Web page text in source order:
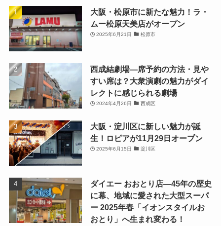
大阪・松原市に新たな魅力！ラ・
ムー松原天美店がオープン
2025年6月21日 松原市
西成結劇場—席予約の方法・見や
すい席は？大衆演劇の魅力がダイ
レクトに感じられる劇場
2024年4月26日 西成区
大阪・淀川区に新しい魅力が誕
生！ロピアが11月29日オープン
2025年6月15日 淀川区
ダイエー おおとり店—45年の歴史
に幕、地域に愛された大型スーパ
ー 2025年春「イオンスタイルお
おとり」へ生まれ変わる！